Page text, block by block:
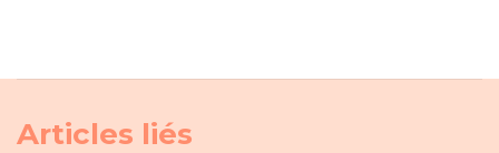
Articles liés